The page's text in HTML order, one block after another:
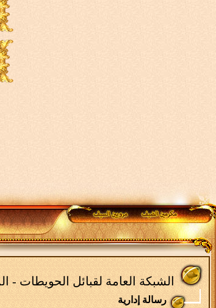
الشبكة العامة لقبائل الحويطات -
رسالة إدارية